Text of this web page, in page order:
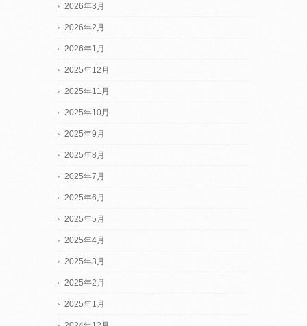
2026年3月
2026年2月
2026年1月
2025年12月
2025年11月
2025年10月
2025年9月
2025年8月
2025年7月
2025年6月
2025年5月
2025年4月
2025年3月
2025年2月
2025年1月